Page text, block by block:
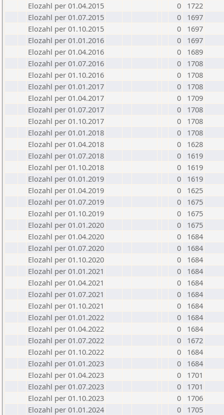
Elozahl per 01.04.2015
0
1722
Elozahl per 01.07.2015
0
1697
Elozahl per 01.10.2015
0
1697
Elozahl per 01.01.2016
0
1697
Elozahl per 01.04.2016
0
1689
Elozahl per 01.07.2016
0
1708
Elozahl per 01.10.2016
0
1708
Elozahl per 01.01.2017
0
1708
Elozahl per 01.04.2017
0
1709
Elozahl per 01.07.2017
0
1708
Elozahl per 01.10.2017
0
1708
Elozahl per 01.01.2018
0
1708
Elozahl per 01.04.2018
0
1628
Elozahl per 01.07.2018
0
1619
Elozahl per 01.10.2018
0
1619
Elozahl per 01.01.2019
0
1619
Elozahl per 01.04.2019
0
1625
Elozahl per 01.07.2019
0
1675
Elozahl per 01.10.2019
0
1675
Elozahl per 01.01.2020
0
1675
Elozahl per 01.04.2020
0
1684
Elozahl per 01.07.2020
0
1684
Elozahl per 01.10.2020
0
1684
Elozahl per 01.01.2021
0
1684
Elozahl per 01.04.2021
0
1684
Elozahl per 01.07.2021
0
1684
Elozahl per 01.10.2021
0
1684
Elozahl per 01.01.2022
0
1684
Elozahl per 01.04.2022
0
1684
Elozahl per 01.07.2022
0
1672
Elozahl per 01.10.2022
0
1684
Elozahl per 01.01.2023
0
1684
Elozahl per 01.04.2023
0
1701
Elozahl per 01.07.2023
0
1701
Elozahl per 01.10.2023
0
1706
Elozahl per 01.01.2024
0
1705